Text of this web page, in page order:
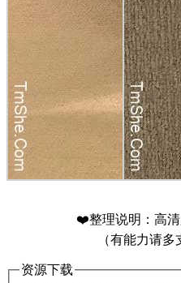
❤️整理说明：高
（有能力请多
资源下载